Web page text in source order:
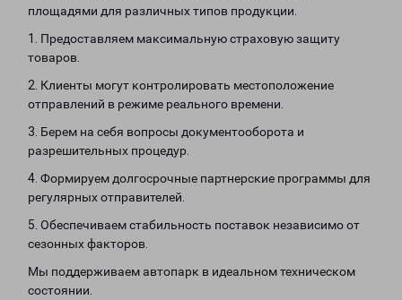
площадями для различных типов продукции.
1. Предоставляем максимальную страховую защиту
товаров.
2. Клиенты могут контролировать местоположение
отправлений в режиме реального времени.
3. Берем на себя вопросы документооборота и
разрешительных процедур.
4. Формируем долгосрочные партнерские программы для
регулярных отправителей.
5. Обеспечиваем стабильность поставок независимо от
сезонных факторов.
Мы поддерживаем автопарк в идеальном техническом
состоянии.